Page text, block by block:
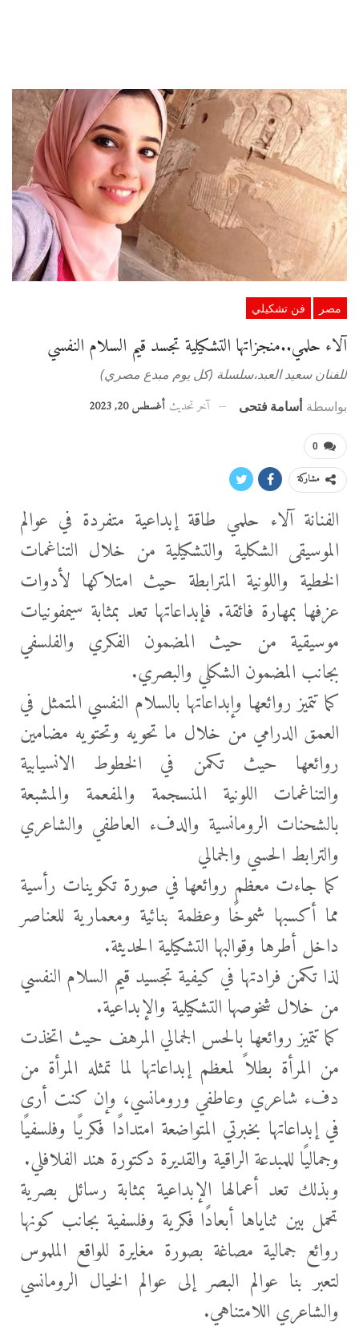
مصر فن تشكيلي
آلاء حلمي..منجزاتها التشكيلية تجسد قيم السلام النفسي
للفنان سعيد العبد،سلسلة (كل يوم مبدع مصري)
بواسطة أسامة فتحى آخر تحديث أغسطس 20, 2023
0
مشاركة
الفنانة آلاء حلمي طاقة إبداعية متفردة في عوالم
الموسيقى الشكلية والتشكيلية من خلال التناغمات
الخطية واللونية المترابطة حيث امتلاكها لأدوات
عزفها بمهارة فائقة. فإبداعاتها تعد بمثابة سيمفونيات
موسيقية من حيث المضمون الفكري والفلسفي
بجانب المضمون الشكلي والبصري.
كما تتميز روائعها وإبداعاتها بالسلام النفسي المتمثل في
العمق الدرامي من خلال ما تحويه وتحتويه مضامين
روائعها حيث تكمن في الخطوط الانسيابية
والتناغمات اللونية المنسجمة والمفعمة والمشبعة
بالشحنات الرومانسية والدفء العاطفي والشاعري
والترابط الحسي والجمالي
كما جاءت معظم روائعها في صورة تكوينات رأسية
مما أكسبها شموخًا وعظمة بنائية ومعمارية للعناصر
داخل أطرها وقوالبها التشكيلية الحديثة.
لذا تكمن فرادتها في كيفية تجسيد قيم السلام النفسي
من خلال شخوصها التشكيلية والإبداعية.
كما تتميز روائعها بالحس الجمالي المرهف حيث اتخذت
من المرأة بطلاً لمعظم إبداعاتها لما تمثله المرأة من
دفء شاعري وعاطفي ورومانسي، وإن كنت أرى
في إبداعاتها بخبرتي المتواضعة امتدادًا فكريًا وفلسفيًا
وجماليًا للمبدعة الراقية والقديرة دكتورة هند الفلافلي.
وبذلك تعد أعمالها الإبداعية بمثابة رسائل بصرية
تحمل بين ثناياها أبعادًا فكرية وفلسفية بجانب كونها
روائع جمالية مصاغة بصورة مغايرة للواقع الملموس
لتعبر بنا عوالم البصر إلى عوالم الخيال الرومانسي
والشاعري اللامتناهي.